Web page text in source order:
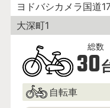
ヨドバシカメラ国道
大深町1
30
自転車